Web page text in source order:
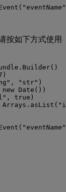
( " eventName "
按如下方式使用
Builder()
)
" , " str" )
new Date ())
" , true )
Arrays . asList ( "
( " eventName "